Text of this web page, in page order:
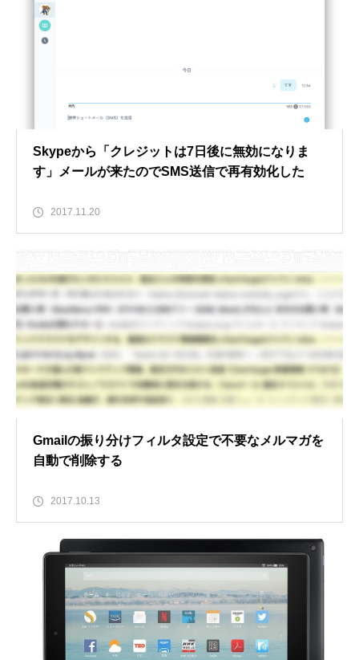
Skypeから「クレジットは7日後に無効になりま
す」メールが来たのでSMS送信で再有効化した
2017.11.20
Gmailの振り分けフィルタ設定で不要なメルマガを
自動で削除する
2017.10.13